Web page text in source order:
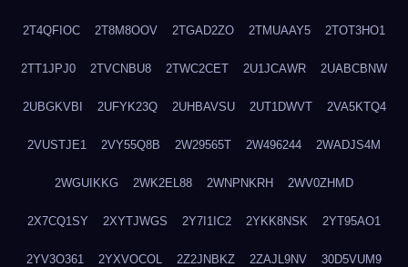
2T4QFIOC 2T8M8OOV 2TGAD2ZO 2TMUAAY5 2TOT3HO1
2TT1JPJ0 2TVCNBU8 2TWC2CET 2U1JCAWR 2UABCBNW
2UBGKVBI 2UFYK23Q 2UHBAVSU 2UT1DWVT 2VA5KTQ4
2VUSTJE1 2VY55Q8B 2W29565T 2W496244 2WADJS4M
2WGUIKKG 2WK2EL88 2WNPNKRH 2WV0ZHMD
2X7CQ1SY 2XYTJWGS 2Y7I1IC2 2YKK8NSK 2YT95AO1
2YV3O361 2YXVOCOL 2Z2JNBKZ 2ZAJL9NV 30D5VUM9